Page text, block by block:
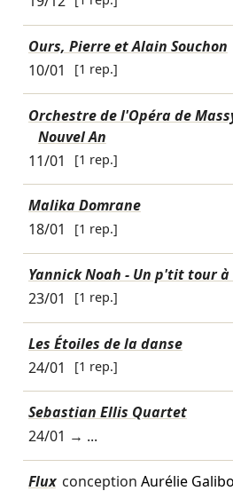
Ours, Pierre et Alain Souchon
10/01
[1 rep.]
Orchestre de l'Opéra de
Nouvel An
11/01
[1 rep.]
Malika Domrane
18/01
[1 rep.]
Yannick Noah - Un p'tit tour à
23/01
[1 rep.]
Les Étoiles de la danse
24/01
[1 rep.]
Sebastian Ellis Quartet
24/01 → ...
Flux conception Aurélie